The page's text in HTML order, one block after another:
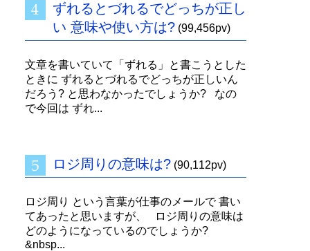
ずれるとづれるでどっちが正し
い 意味や使い方は? (99,456pv)
文章を書いていて「ずれる」と書こうとした
ときに ずれるとづれるでどっちが正しいん
だろう? と思わなかったでしょうか? なの
で今回は ずれ...
ロジ周りの意味は? (90,112pv)
ロジ周り という言葉が仕事のメールで 書い
てあったと思いますが、 ロジ周りの意味は
どのようになっているのでしょうか?
&nbsp...